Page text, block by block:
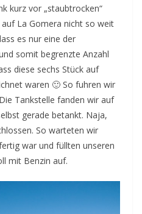
kurz vor „staubtrocken“
La Gomera nicht so weit
es nur eine der
somit begrenzte Anzahl
diese sechs Stück auf
waren 🙂 So fuhren wir
Tankstelle fanden wir auf
gerade betankt. Naja,
So warteten wir
war und füllten unseren
mit Benzin auf.